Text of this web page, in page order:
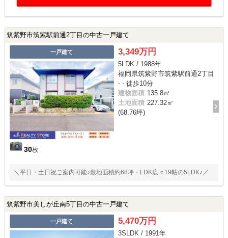
筑紫野市筑紫駅前通2丁目の中古一戸建て
一戸建て
30枚
3,349万円
5LDK / 1988年
福岡県筑紫野市筑紫駅前通2丁目
- - 徒歩10分
建物面積 135.8㎡
土地面積 227.32㎡
(68.76坪)
＼平日・土日祝ご案内可能♪敷地面積約68坪・LDK広々19帖の5LDK♪／
筑紫野市美しが丘南5丁目の中古一戸建て
一戸建て 5,470万円
3SLDK / 1991年